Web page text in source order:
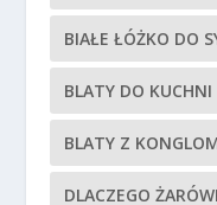
BIAŁE ŁÓŻKO DO
BLATY DO KUCHNI
BLATY Z
DLACZEGO